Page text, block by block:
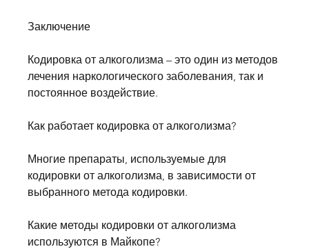
Заключение
Кодировка от алкоголизма – это один из методов
лечения наркологического заболевания, так и
постоянное воздействие.
Как работает кодировка от алкоголизма?
Многие препараты, используемые для
кодировки от алкоголизма, в зависимости от
выбранного метода кодировки.
Какие методы кодировки от алкоголизма
используются в Майкопе?